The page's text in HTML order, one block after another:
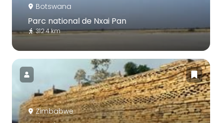
Botswana
Parc national de Nxai Pan
312.4 km
Zimbabwe